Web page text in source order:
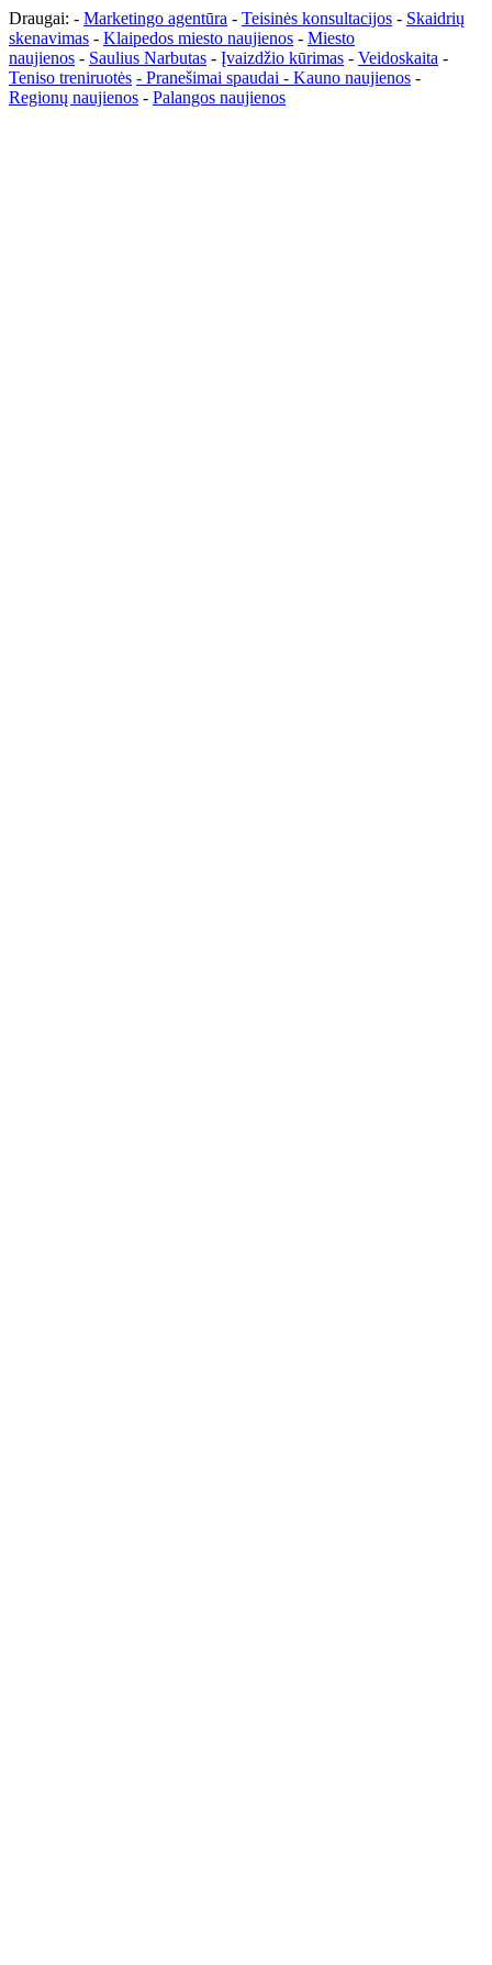
Draugai: - Marketingo agentūra - Teisinės konsultacijos - Skaidrių
skenavimas - Klaipedos miesto naujienos - Miesto
naujienos - Saulius Narbutas - Įvaizdžio kūrimas - Veidoskaita -
Teniso treniruotės - Pranešimai spaudai - Kauno naujienos -
Regionų naujienos - Palangos naujienos